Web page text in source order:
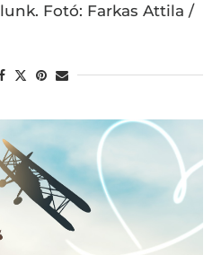
Fotó: Farkas Attila /